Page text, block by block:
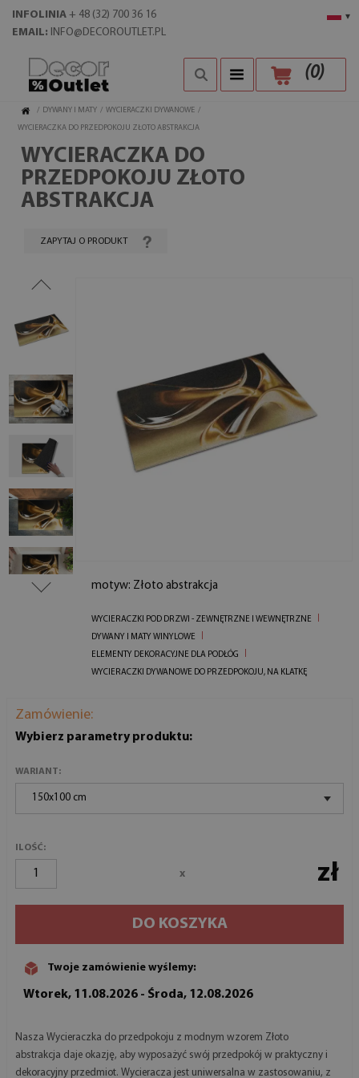
▾
INFOLINIA + 48 (32) 700 36 16
EMAIL: INFO@DECOROUTLET.PL
(0)
/ DYWANY I MATY / WYCIERACZKI DYWANOWE /
WYCIERACZKA DO PRZEDPOKOJU ZŁOTO ABSTRAKCJA
WYCIERACZKA DO
PRZEDPOKOJU ZŁOTO
ABSTRAKCJA
ZAPYTAJ O PRODUKT
motyw: Złoto abstrakcja
WYCIERACZKI POD DRZWI - ZEWNĘTRZNE I WEWNĘTRZNE
DYWANY I MATY WINYLOWE
ELEMENTY DEKORACYJNE DLA PODŁÓG
WYCIERACZKI DYWANOWE DO PRZEDPOKOJU, NA KLATKĘ
Zamówienie:
Wybierz parametry produktu:
WARIANT:
150x100 cm
ILOŚĆ:
x zł
DO KOSZYKA
Twoje zamówienie wyślemy:
Wtorek, 11.08.2026 - Środa, 12.08.2026
Nasza Wycieraczka do przedpokoju z modnym wzorem Złoto
abstrakcja daje okazję, aby wyposażyć swój przedpokój w praktyczny i
dekoracyjny przedmiot. Wycieracza jest uniwersalna w zastosowaniu, z